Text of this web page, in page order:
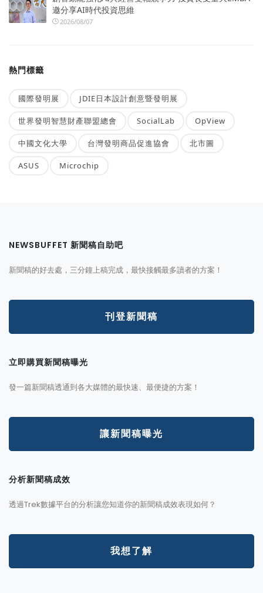
邀分享AI時代投資思維
2026/08/07
熱門標籤
國際發明展 JDIE日本設計創意暨發明展
世界發明智慧財產聯盟總會 SocialLab OpView
中國文化大學 台灣發明商品促進協會 北市圖
ASUS Microchip
NEWSBUFFET 新聞稿自助吧
新聞稿的好去處，三分鐘上稿完成，最快接觸最多讀者的方案！
刊登新聞稿
立即購買新聞稿曝光
發一篇新聞稿透通到各大媒體的最快速、最便捷的方案！
讓新聞稿曝光
分析新聞稿成效
透過Trek數據平台的分析讓您知道你的新聞稿成效表現如何？
我想了解